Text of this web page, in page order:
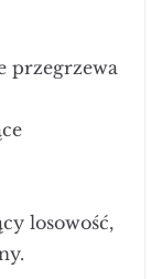
przegrzewa
losowość,